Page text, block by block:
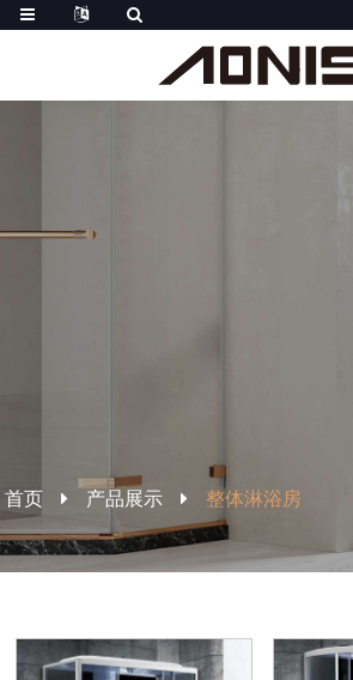
首页 产品展示 整体淋浴房